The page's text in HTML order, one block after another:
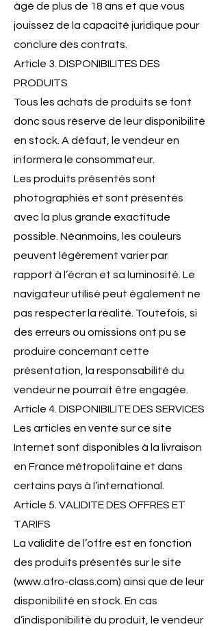
âgé de plus de 18 ans et que vous
jouissez de la capacité juridique pour
conclure des contrats.
Article 3. DISPONIBILITES DES
PRODUITS
Tous les achats de produits se font
donc sous réserve de leur disponibilité
en stock. A défaut, le vendeur en
informera le consommateur.
Les produits présentés sont
photographiés et sont présentés
avec la plus grande exactitude
possible. Néanmoins, les couleurs
peuvent légèrement varier par
rapport à l’écran et sa luminosité. Le
navigateur utilisé peut également ne
pas respecter la réalité. Toutefois, si
des erreurs ou omissions ont pu se
produire concernant cette
présentation, la responsabilité du
vendeur ne pourrait être engagée.
Article 4. DISPONIBILITE DES SERVICES
Les articles en vente sur ce site
Internet sont disponibles à la livraison
en France métropolitaine et dans
certains pays à l’international.
Article 5. VALIDITE DES OFFRES ET
TARIFS
La validité de l’offre est en fonction
des produits présentés sur le site
(www.afro-class.com) ainsi que de leur
disponibilité en stock. En cas
d’indisponibilité du produit, le vendeur